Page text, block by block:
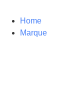
Home
Marque